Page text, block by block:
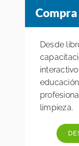
Desde
limpieza.